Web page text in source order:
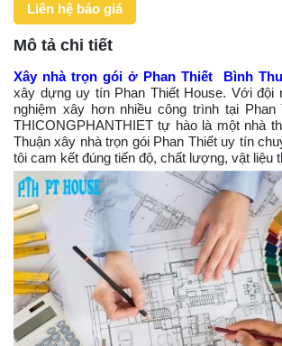
Liên hệ báo giá
Mô tả chi tiết
Xây nhà trọn gói ở Phan Thiết Bình
xây dựng uy tín Phan Thiết House. Với đội
nghiệm xây hơn nhiều công trình tại Phan
THICONGPHANTHIET tự hào là một nhà
Thuận xây nhà trọn gói Phan Thiết uy tín
tôi cam kết đúng tiến độ, chất lượng, vật liệu